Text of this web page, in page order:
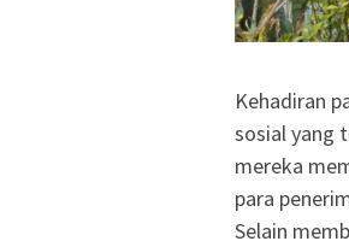
Kehadiran
sosial yang
mereka
para
Selain